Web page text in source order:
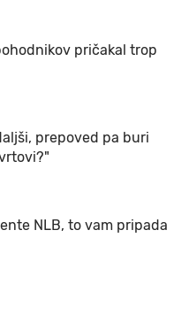
pričakal trop
prepoved pa buri
NLB, to vam pripada